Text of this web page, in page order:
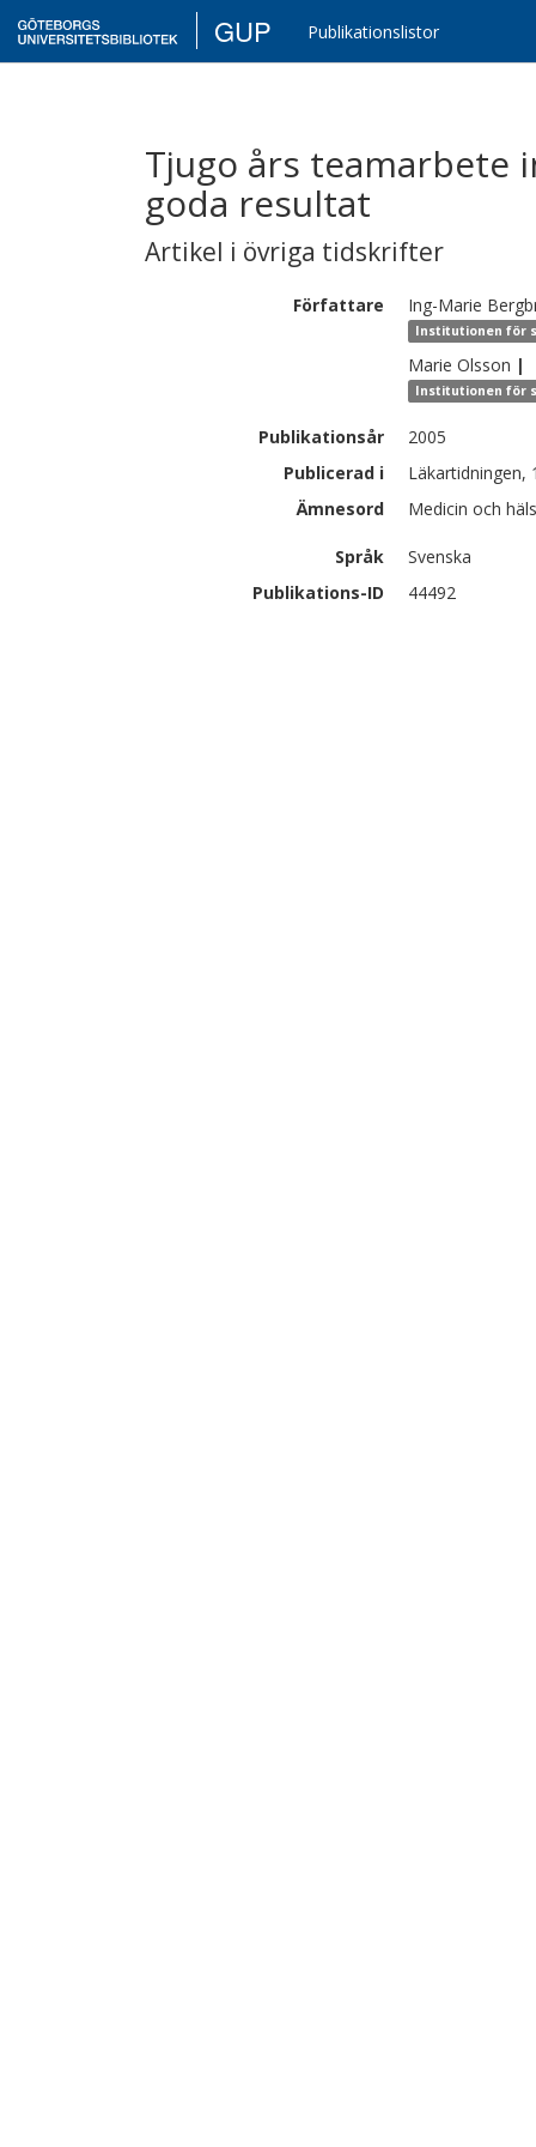
GUP Publikationslistor
Tjugo års teamarbete
goda resultat
Artikel i övriga tidskrifter
Författare Ing-Marie
Institutionen för
Marie Olsson |
Institutionen för
Publikationsår
2005
Publicerad i
Läkartidningen,
Ämnesord
Medicin och
Språk
Svenska
Publikations-ID
44492